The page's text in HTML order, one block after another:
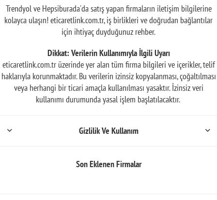
Trendyol ve Hepsiburada'da satış yapan firmaların iletişim bilgilerine
kolayca ulaşın! eticaretlink.com.tr, iş birlikleri ve doğrudan bağlantılar
için ihtiyaç duyduğunuz rehber.
Dikkat: Verilerin Kullanımıyla İlgili Uyarı
eticaretlink.com.tr üzerinde yer alan tüm firma bilgileri ve içerikler, telif
haklarıyla korunmaktadır. Bu verilerin izinsiz kopyalanması, çoğaltılması
veya herhangi bir ticari amaçla kullanılması yasaktır. İzinsiz veri
kullanımı durumunda yasal işlem başlatılacaktır.
Gizlilik Ve Kullanım
Son Eklenen Firmalar